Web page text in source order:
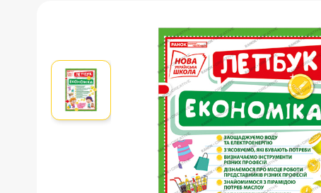
РАЗВИВАЮЩИЕ ИГРЫ
НУШ, ДЛЯ ВОСПИТАТЕЛЕЙ И
УКРАИНСКАЯ ЛИТЕРАТУРА